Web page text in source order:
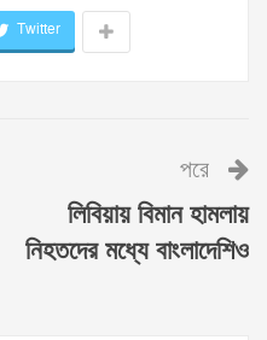
Twitter
পরে
লিবিয়ায় বিমান হামলায়
নিহতদের মধ্যে বাংলাদেশিও